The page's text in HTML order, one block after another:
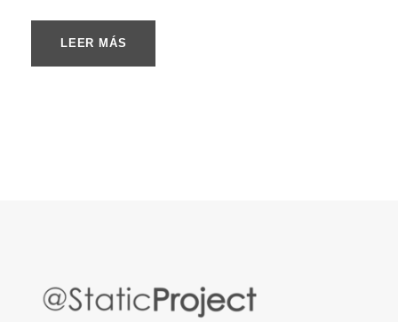
LEER MÁS